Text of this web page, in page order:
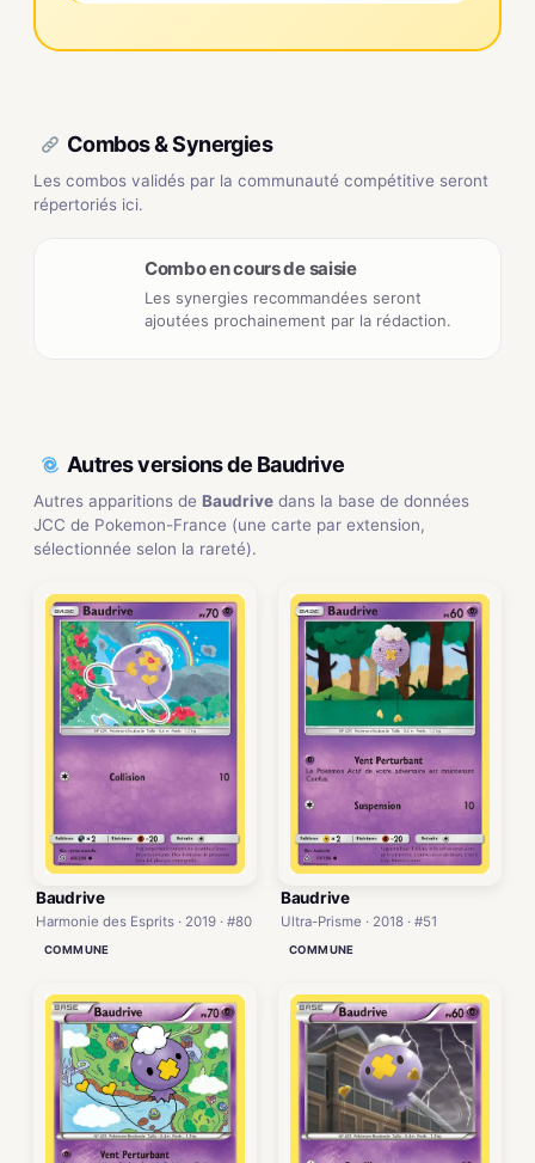
Combos & Synergies
Les combos validés par la communauté compétitive seront
répertoriés ici.
Combo en cours de saisie
Les synergies recommandées seront
ajoutées prochainement par la rédaction.
Autres versions de Baudrive
Autres apparitions de Baudrive dans la base de données
JCC de Pokemon-France (une carte par extension,
sélectionnée selon la rareté).
Baudrive
Harmonie des Esprits · 2019 · #80
COMMUNE
Baudrive
Ultra-Prisme · 2018 · #51
COMMUNE